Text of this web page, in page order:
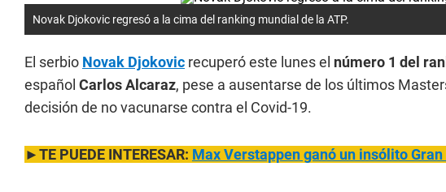
Novak Djokovic regresó a la cima del ranking mundial de la ATP.
El serbio Novak Djokovic recuperó este lunes el número 1 del
español Carlos Alcaraz, pese a ausentarse de los últimos
decisión de no vacunarse contra el Covid-19.
►TE PUEDE INTERESAR: Max Verstappen ganó un insólito